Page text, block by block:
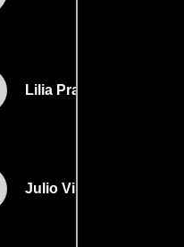
Lilia Prado
Julio Villarreal